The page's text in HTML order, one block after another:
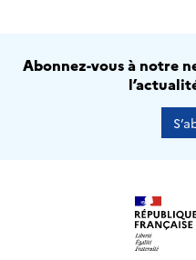
Abonnez-vous à notre